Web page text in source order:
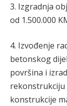
3. Izgradnja
od 1.500.000
4. Izvođenje
betonskog
površina i
rekonstrukciju
konstrukcije